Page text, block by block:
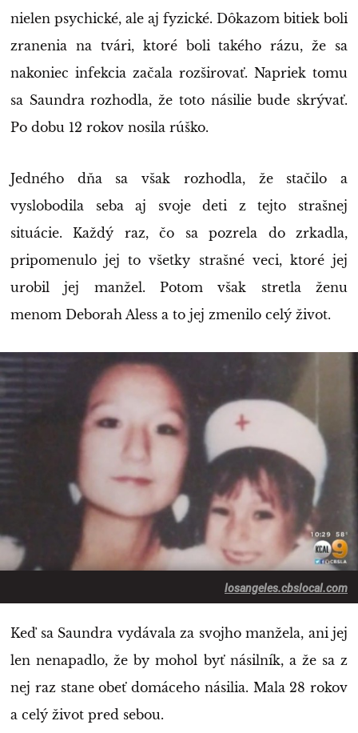
nielen psychické, ale aj fyzické. Dôkazom bitiek boli
zranenia na tvári, ktoré boli takého rázu, že sa
nakoniec infekcia začala rozširovať. Napriek tomu
sa Saundra rozhodla, že toto násilie bude skrývať.
Po dobu 12 rokov nosila rúško.
Jedného dňa sa však rozhodla, že stačilo a
vyslobodila seba aj svoje deti z tejto strašnej
situácie. Každý raz, čo sa pozrela do zrkadla,
pripomenulo jej to všetky strašné veci, ktoré jej
urobil jej manžel. Potom však stretla ženu
menom Deborah Aless a to jej zmenilo celý život.
losangeles.cbslocal.com
Keď sa Saundra vydávala za svojho manžela, ani jej
len nenapadlo, že by mohol byť násilník, a že sa z
nej raz stane obeť domáceho násilia. Mala 28 rokov
a celý život pred sebou.